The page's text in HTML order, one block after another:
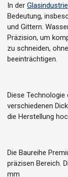
In der Glasindustrie
Bedeutung,
und Gittern.
Präzision, um
zu schneiden,
beeinträchtigen.
Diese
verschiedenen
die Herstellung
Die Baureihe
präzisen Bereich.
mm